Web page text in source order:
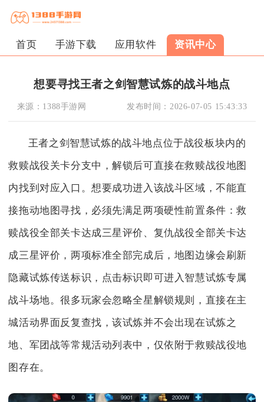
首页 手游下载 应用软件 资讯中心
想要寻找王者之剑智慧试炼的战斗地点
来源： 1388手游网 发布时间： 2026-07-05 15:43:33
王者之剑智慧试炼的战斗地点位于战役板块内的
救赎战役关卡分支中，解锁后可直接在救赎战役地图
内找到对应入口。想要成功进入该战斗区域，不能直
接拖动地图寻找，必须先满足两项硬性前置条件：救
赎战役全部关卡达成三星评价、复仇战役全部关卡达
成三星评价，两项标准全部完成后，地图边缘会刷新
隐藏试炼传送标识，点击标识即可进入智慧试炼专属
战斗场地。很多玩家会忽略全星解锁规则，直接在主
城活动界面反复查找，该试炼并不会出现在试炼之
地、军团战等常规活动列表中，仅依附于救赎战役地
图存在。